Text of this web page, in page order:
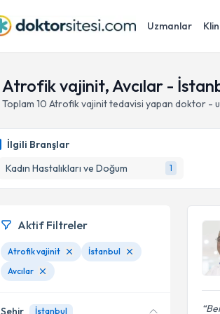
Uzmanlar
Atrofik vajinit, Avcılar -
Toplam 10 Atrofik vajinittedavisi yapan doktor -
İlgili Branşlar
Kadın Hastalıkları ve Doğum
1
Aktif Filtreler
Atrofik vajinit
İstanbul
Avcılar
Şehir İstanbul